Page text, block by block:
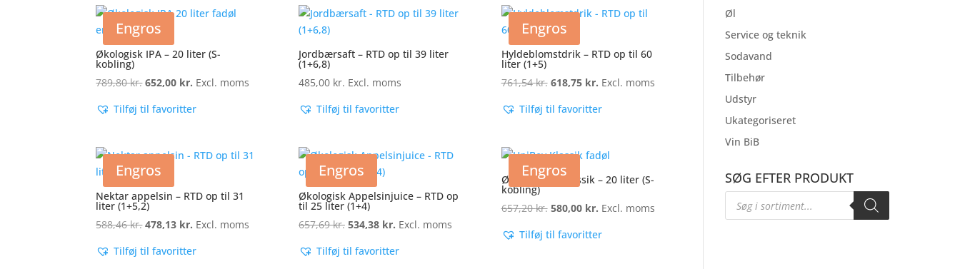
popularitet
Engros
Økologisk IPA – 20 liter (S-
kobling)
789,80kr. Den
pris
789,80 kr..
652,00 kr. Den
pris
652,00 kr..
Excl. moms
Tilføj til favoritter
Jordbærsaft – RTD op til 39 liter
(1+6,8)
485,00 kr. Excl. moms
Tilføj til favoritter
Engros
Hyldeblomstdrik – RTD op til 60
liter (1+5)
761,54kr. Den
pris
761,54 kr..
618,75 kr. Den
pris
618,75 kr..
Excl. moms
Tilføj til favoritter
Engros
Nektar appelsin – RTD op til 31
liter (1+5,2)
588,46kr. Den
pris
478,13 kr. Den
pris
Excl. moms
Tilføj til favoritter
Engros
Økologisk Appelsinjuice – RTD op
til 25 liter (1+4)
657,69kr. Den
pris
534,38 kr. Den
pris
Excl. moms
Tilføj til favoritter
Engros
ØKOLOGISK Klassik – 20 liter (S-
kobling)
657,20kr. Den
pris
580,00 kr. Den
pris
Excl. moms
Tilføj til favoritter
Øl
Service og teknik
Sodavand
Tilbehør
Udstyr
Ukategoriseret
Vin BiB
SØG EFTER PRODUKT
Products
search